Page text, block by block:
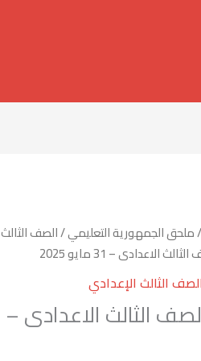
/ملحق الجمهورية التعليمي/الصف الثالث
– 31 مايو 2025
الصف الثالث الإعدادي
الثالث الاعدادى –